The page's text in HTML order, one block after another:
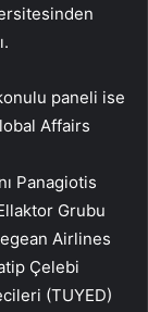
paneli ise
Affairs
Panagiotis
Grubu
Airlines
Çelebi
(TUYED)